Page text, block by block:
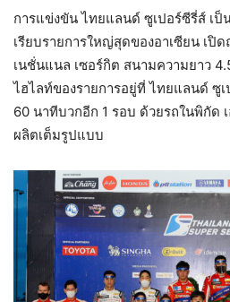
การแข่งขัน ไทยแลนด์ ซูเปอร์ซีรี่ส์ เ
เรียบรายการใหญ่สุดของอาเซียน เปิ
เนชั่นแนล เซอร์กิต สนามความยาว
ไฮไลท์ของรายการอยู่ที่ ไทยแลนด์ ซู
60 นาทีบวกอีก 1 รอบ ด้วยรถในพิกัด
ผลิตเต็มรูปแบบ